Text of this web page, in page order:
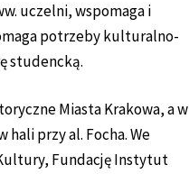
uczelni, wspomaga i
potrzeby kulturalno-
studencką.
Miasta Krakowa, a w
przy al. Focha. We
Fundację Instytut